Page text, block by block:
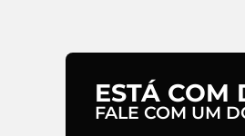
ESTÁ COM
FALE COM UM